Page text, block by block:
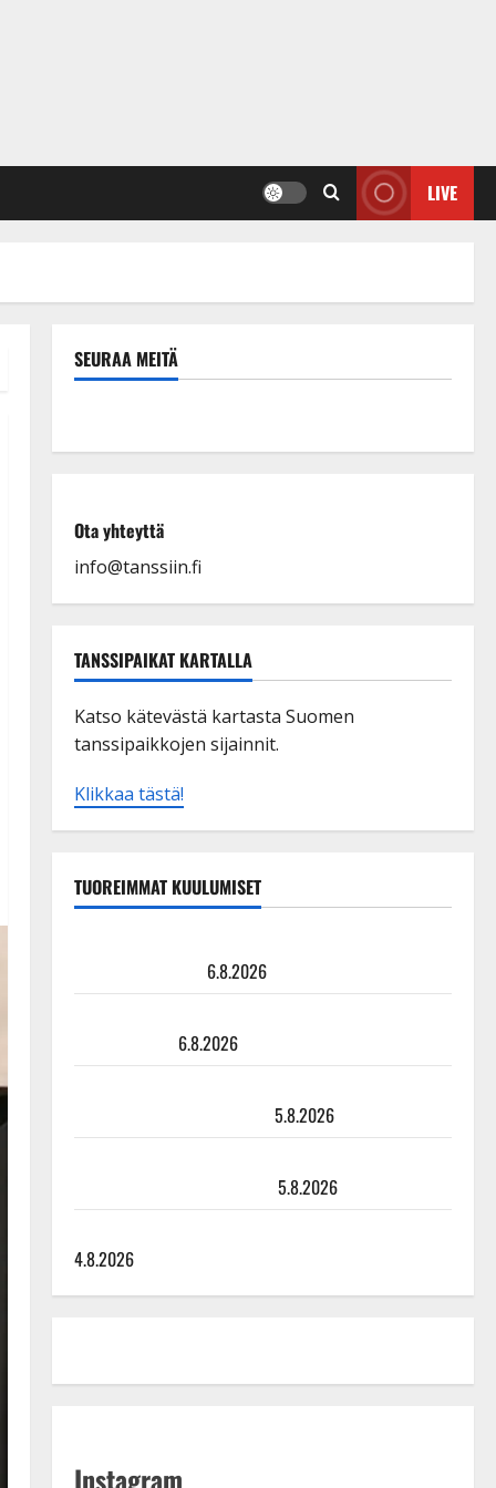
LIVE
SEURAA MEITÄ
Ota yhteyttä
info@tanssiin.fi
TANSSIPAIKAT KARTALLA
Katso kätevästä kartasta Suomen
tanssipaikkojen sijainnit.
Klikkaa tästä!
TUOREIMMAT KUULUMISET
6.8.2026
6.8.2026
5.8.2026
5.8.2026
4.8.2026
Instagram